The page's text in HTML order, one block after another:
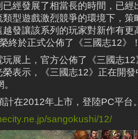
已經發展了相當長的時間，已
型遊戲激烈競爭的環境下，策
越發讓該系列的玩家對新作有更
終於正式公佈了《三國志12》
展上，官方公佈了《三國志
榮表示，《三國志12》正在開
計在2012年上市，登陸PC平台
sangokushi/12/